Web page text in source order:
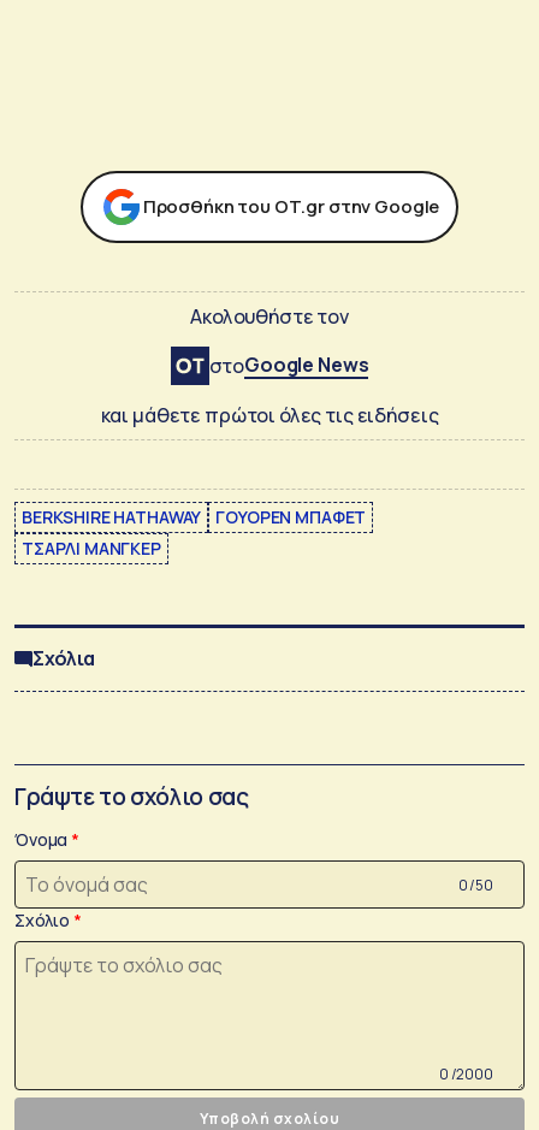
Προσθήκη του ΟΤ.gr στην Google
Ακολουθήστε τον
στοGoogle News
και μάθετε πρώτοι όλες τις ειδήσεις
BERKSHIRE HATHAWAY
ΓΟΥΟΡΕΝ ΜΠΑΦΕΤ
ΤΣΑΡΛΙ ΜΑΝΓΚΕΡ
Σχόλια
Γράψτε το σχόλιο σας
Όνομα
0 /50
Σχόλιο
0 /2000
Υποβολή σχολίου